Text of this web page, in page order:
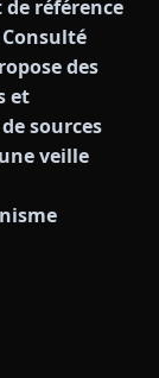
référence
Consulté
des
et
sources
veille